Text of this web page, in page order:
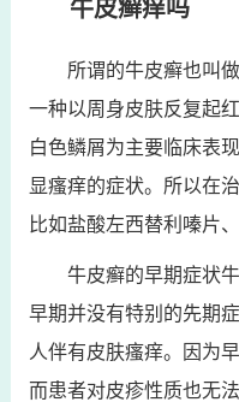
牛皮癣痒吗
所谓的牛皮癣也叫
一种以周身皮肤反复起
白色鳞屑为主要临床表
显瘙痒的症状。所以在
比如盐酸左西替利嗪片
牛皮癣的早期症状
早期并没有特别的先期
人伴有皮肤瘙痒。因为
而患者对皮疹性质也无